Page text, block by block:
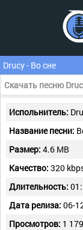
Drucy - Во сне
Скачать песню
Испольнитель:
Название песни:
Размер: 4.6 MB
Качество: 320
Длительность:
Дата релиза: 06-
Просмотров: 1